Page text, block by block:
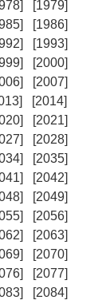
[1979]
[1986]
[1993]
[2000]
[2007]
[2014]
[2021]
[2028]
[2035]
[2042]
[2049]
[2056]
[2063]
[2070]
[2077]
[2084]